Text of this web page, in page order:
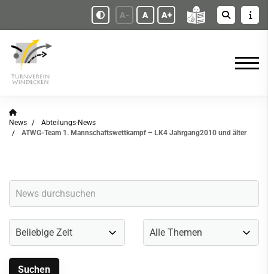
A- A A+
News
Abteilungs-News
ATWG-Team 1. Mannschaftswettkampf – LK4 Jahrgang2010 und älter